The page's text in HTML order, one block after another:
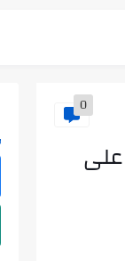
0
على